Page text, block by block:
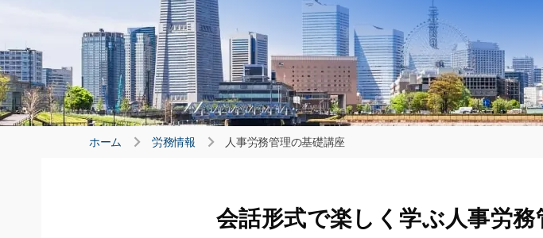
ホーム 労務情報 人事労務管理の基礎講座
会話形式で楽しく学ぶ人事労務